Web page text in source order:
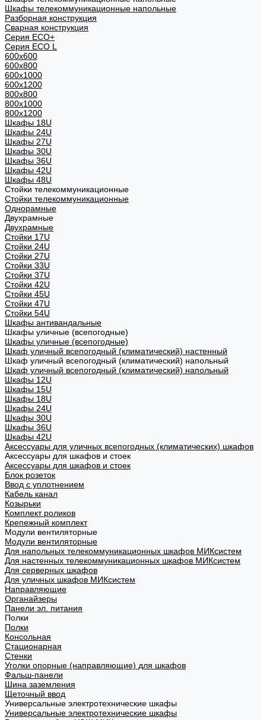
Шкафы телекоммуникационные напольные
Разборная конструкция
Сварная конструкция
Серия ECO+
Серия ECO L
600x600
600x800
600х1000
600х1200
800x800
800х1000
800х1200
Шкафы 18U
Шкафы 24U
Шкафы 27U
Шкафы 30U
Шкафы 36U
Шкафы 42U
Шкафы 48U
Стойки телекоммуникационные
Стойки телекоммуникационные
Однорамные
Двухрамные
Двухрамные
Стойки 17U
Стойки 24U
Стойки 27U
Стойки 33U
Стойки 37U
Стойки 42U
Стойки 45U
Стойки 47U
Стойки 54U
Шкафы антивандальные
Шкафы уличные (всепогодные)
Шкафы уличные (всепогодные)
Шкаф уличный всепогодный (климатический) настенный
Шкаф уличный всепогодный (климатический) напольный
Шкаф уличный всепогодный (климатический) напольный
Шкафы 12U
Шкафы 15U
Шкафы 18U
Шкафы 24U
Шкафы 30U
Шкафы 36U
Шкафы 42U
Аксессуары для уличных всепогодных (климатических) шкафов
Аксессуары для шкафов и стоек
Аксессуары для шкафов и стоек
Блок розеток
Ввод с уплотнением
Кабель канал
Козырьки
Комплект роликов
Крепежный комплект
Модули вентиляторные
Модули вентиляторные
Для напольных телекоммуникационных шкафов МИКсистем
Для настенных телекоммуникационных шкафов МИКсистем
Для серверных шкафов
Для уличных шкафов МИКсистем
Направляющие
Органайзеры
Панели эл. питания
Полки
Полки
Консольная
Стационарная
Стенки
Уголки опорные (направляющие) для шкафов
Фальш-панели
Шина заземления
Щеточный ввод
Универсальные электротехнические шкафы
Универсальные электротехнические шкафы